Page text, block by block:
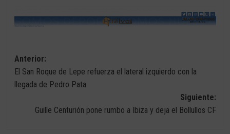
Navegación
de
entradas
Anterior:
El San Roque de Lepe refuerza el lateral izquierdo con la
llegada de Pedro Pata
Siguiente:
Guille Centurión pone rumbo a Ibiza y deja el Bollullos CF